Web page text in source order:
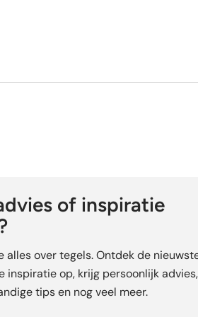
of inspiratie
alles over tegels. Ontdek de
inspiratie op, krijg persoonlijk advies,
tips en nog veel meer.